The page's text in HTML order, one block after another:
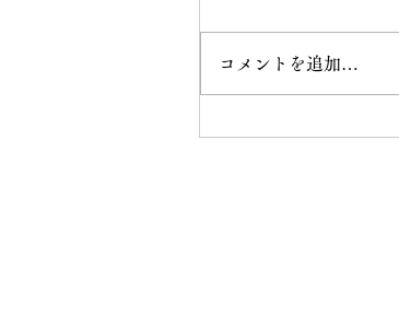
コメントを追加…